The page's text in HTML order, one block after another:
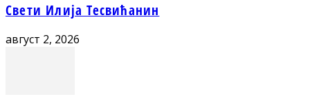
Свети Илија Тесвићанин
август 2, 2026